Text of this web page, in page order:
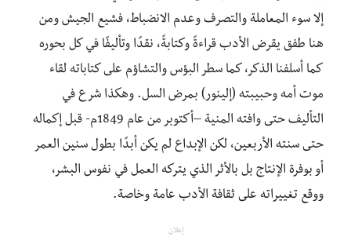
إلا سوء المعاملة والتصرف وعدم الانضباط، فشيع الجيش ومن
هنا طفق يقرض الأدب قراءةً وكتابةً، نقدًا وتأليفًا في كل بحوره
كما أسلفنا الذكر، كما سطر البؤس والتشاؤم على كتاباته لقاء
موت أمه وحبيبته (إلينور) بمرض السل. وهكذا شرع في
التأليف حتى وافته المنية –أكتوبر من عام 1849م- قبل إكماله
حتى سنته الأربعين، لكن الإبداع لم يكن أبدًا بطول سنين العمر
أو بوفرة الإنتاج بل بالأثر الذي يتركه العمل في نفوس البشر،
ووقع تغييراته على ثقافة الأدب عامة وخاصة.
إعلان